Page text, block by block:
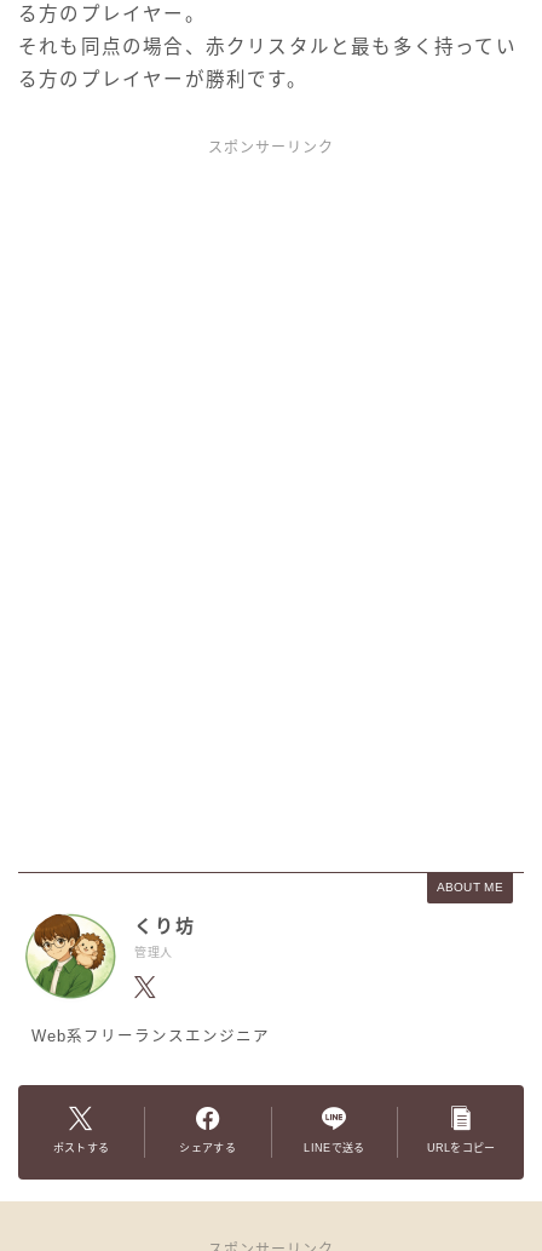
る方のプレイヤー。
それも同点の場合、赤クリスタルと最も多く持ってい
る方のプレイヤーが勝利です。
スポンサーリンク
ABOUT ME
くり坊
管理人
Web系フリーランスエンジニア
ポストする シェアする LINEで送る URLをコピー